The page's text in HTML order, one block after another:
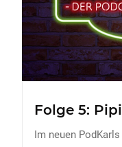
FREIZEIT
Veranstaltungen
Essen & Trinken
ERDBEEREN
Folge 5:
Im neuen